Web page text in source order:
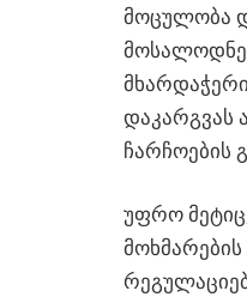
მოცულობა
დაკარგვას
ჩარჩოების
უფრო
მოხმარების